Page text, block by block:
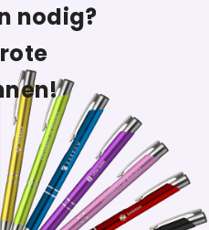
nodig?